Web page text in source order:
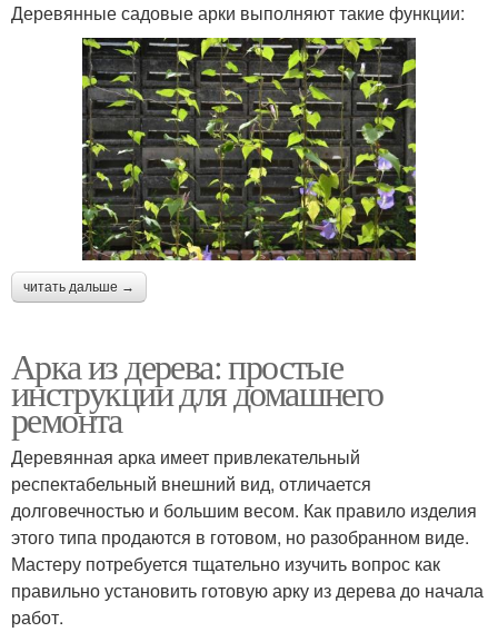
Деревянные садовые арки выполняют такие функции:
читать дальше →
Арка из дерева: простые
инструкции для домашнего
ремонта
Деревянная арка имеет привлекательный
респектабельный внешний вид, отличается
долговечностью и большим весом. Как правило изделия
этого типа продаются в готовом, но разобранном виде.
Мастеру потребуется тщательно изучить вопрос как
правильно установить готовую арку из дерева до начала
работ.